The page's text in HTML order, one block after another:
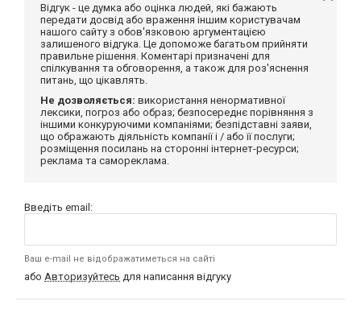
Відгук - це думка або оцінка людей, які бажають
передати досвід або враження іншим користувачам
нашого сайту з обов'язковою аргументацією
залишеного відгука. Це допоможе багатьом прийняти
правильне рішення. Коментарі призначені для
спілкування та обговорення, а також для роз'яснення
питань, що цікавлять.
Не дозволяється: використання ненормативної
лексики, погроз або образ; безпосереднє порівняння з
іншими конкуруючими компаніями; безпідставні заяви,
що ображають діяльність компанії і / або її послуги;
розміщення посилань на сторонні інтернет-ресурси;
реклама та самореклама.
Введіть email:
Ваш e-mail не відображатиметься на сайті
або Авторизуйтесь для написання відгуку